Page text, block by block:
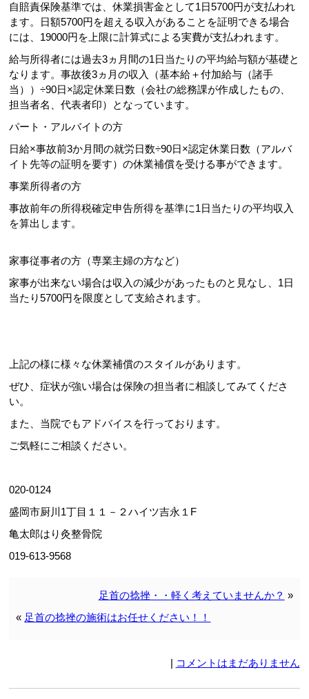
自賠責保険基準では、休業損害金として1日5700円が支払われ
ます。日額5700円を超える収入があることを証明できる場合
には、19000円を上限に計算式による実費が支払われます。
給与所得者には過去3ヵ月間の1日当たりの平均給与額が基礎と
なります。事故後3ヵ月の収入（基本給＋付加給与（諸手
当））÷90日×認定休業日数（会社の総務課が作成したもの、
担当者名、代表者印）となっています。
パート・アルバイトの方
日給×事故前3か月間の就労日数÷90日×認定休業日数（アルバ
イト先等の証明を要す）の休業補償を受ける事ができます。
事業所得者の方
事故前年の所得税確定申告所得を基準に1日当たりの平均収入
を算出します。
家事従事者の方（専業主婦の方など）
家事が出来ない場合は収入の減少があったものと見なし、1日
当たり5700円を限度として支給されます。
上記の様に様々な休業補償のスタイルがあります。
ぜひ、症状が強い場合は保険の担当者に相談してみてくださ
い。
また、当院でもアドバイスを行っております。
ご気軽にご相談ください。
020-0124
盛岡市厨川1丁目１１－２ハイツ吉永１F
亀太郎はり灸整骨院
019-613-9568
足首の捻挫・・軽く考えていませんか？ »
« 足首の捻挫の施術はお任せください！！
| コメントはまだありません